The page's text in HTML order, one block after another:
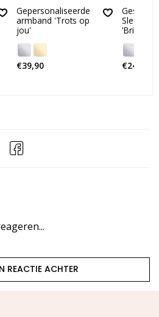
Gepersonaliseerde
armband 'Trots op
jou'
€39,90
Geslaagd
'Brief'
€24,90
REACTIE ACHTER